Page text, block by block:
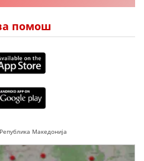
БРОШУРИ
помош
Македонија